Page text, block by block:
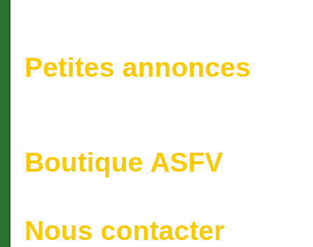
Petites annonces
Boutique ASFV
Nous contacter